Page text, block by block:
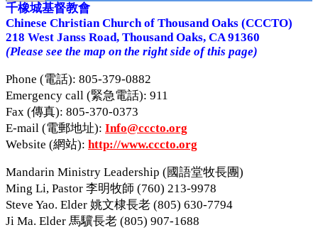
千橡城基督教會
Chinese Christian Church of Thousand Oaks (CCCTO)
218 West Janss Road, Thousand Oaks, CA 91360
(Please see the map on the right side of this page)
Phone (電話): 805-379-0882
Emergency call (緊急電話): 911
Fax (傳真): 805-370-0373
E-mail (電郵地址): Info@cccto.org
Website (網站): http://www.cccto.org
Mandarin Ministry Leadership (國語堂牧長團)
Ming Li, Pastor 李明牧師 (760) 213-9978
Steve Yao. Elder 姚文棣長老 (805) 630-7794
Ji Ma. Elder 馬驥長老 (805) 907-1688